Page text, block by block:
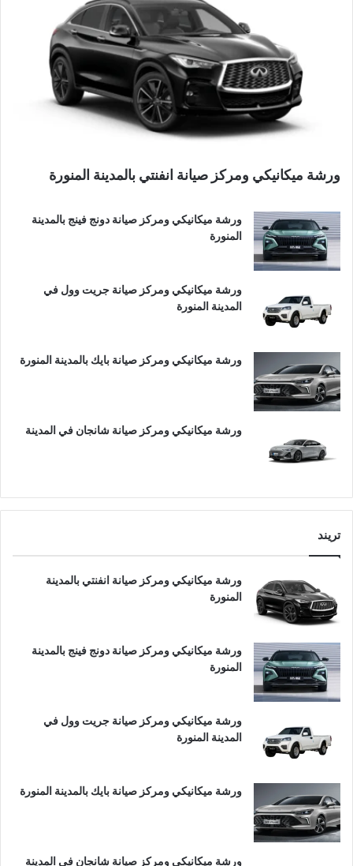
ورشة ميكانيكي ومركز صيانة انفنتي بالمدينة المنورة
ورشة ميكانيكي ومركز صيانة دونج فينج بالمدينة
المنورة
ورشة ميكانيكي ومركز صيانة جريت وول في
المدينة المنورة
ورشة ميكانيكي ومركز صيانة بايك بالمدينة المنورة
ورشة ميكانيكي ومركز صيانة شانجان في المدينة
تريند
ورشة ميكانيكي ومركز صيانة انفنتي بالمدينة
المنورة
ورشة ميكانيكي ومركز صيانة دونج فينج بالمدينة
المنورة
ورشة ميكانيكي ومركز صيانة جريت وول في
المدينة المنورة
ورشة ميكانيكي ومركز صيانة بايك بالمدينة المنورة
ورشة ميكانيكي ومركز صيانة شانجان في المدينة